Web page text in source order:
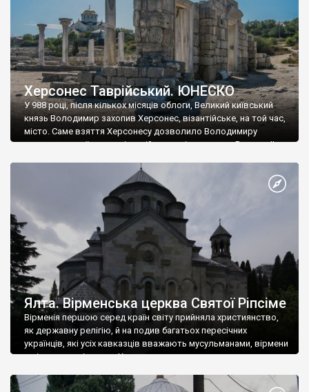
Херсонес Таврійський. ЮНЕСКО
У 988 році, після кількох місяців облоги, Великий київський
князь Володимир захопив Херсонес, візантійське, на той час,
місто. Саме взяття Херсонесу дозволило Володимиру
диктувати свої умови візантійському імператору Василю ІІ, та
Херсонесі Володимир-язичник, став Василем-християнином.
А потім було Хрещення Русі. На честь Херсонесу Таврійського
Ялта. Вірменська церква Святої Ріпсіме
Вірменія першою серед країн світу прийняла християнство,
як державну релігію, й на подив багатьох пересічних
українців, які усіх кавказців вважають мусульманами, вірмени
є відданими вірянами Христа